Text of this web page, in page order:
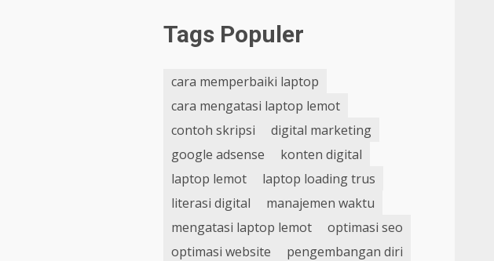
Tags Populer
cara memperbaiki laptop
cara mengatasi laptop lemot
contoh skripsi
digital marketing
google adsense
konten digital
laptop lemot
laptop loading trus
literasi digital
manajemen waktu
mengatasi laptop lemot
optimasi seo
optimasi website
pengembangan diri